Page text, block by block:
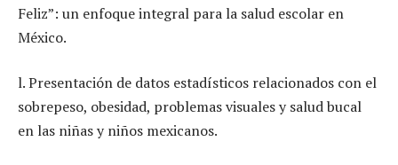
Feliz”: un enfoque integral para la salud escolar en
México.
l. Presentación de datos estadísticos relacionados con el
sobrepeso, obesidad, problemas visuales y salud bucal
en las niñas y niños mexicanos.